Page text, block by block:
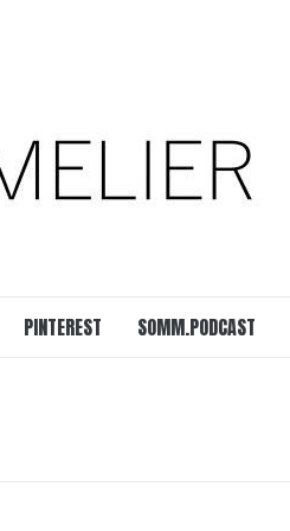
PINTEREST SOMM.PODCAST